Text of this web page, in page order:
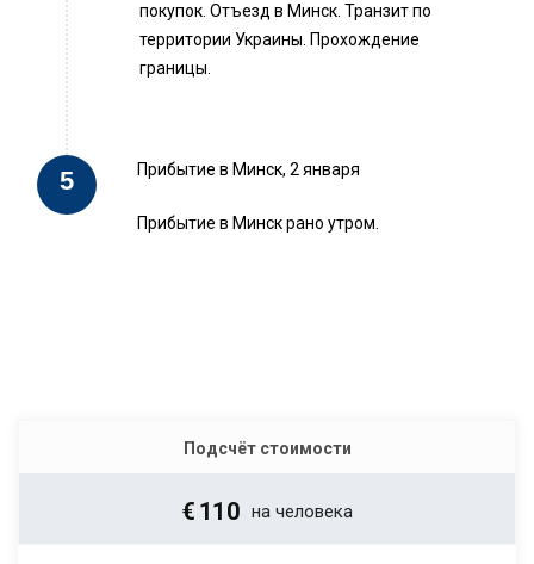
покупок. Отъезд в Минск. Транзит по
территории Украины. Прохождение
границы.
Прибытие в Минск, 2 января
Прибытие в Минск рано утром.
Подсчёт стоимости
€ 110 на человека